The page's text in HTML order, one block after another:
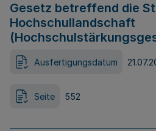
Gesetz betreffend die
Hochschullandschaft
Ausfertigungsdatum
Seite 552